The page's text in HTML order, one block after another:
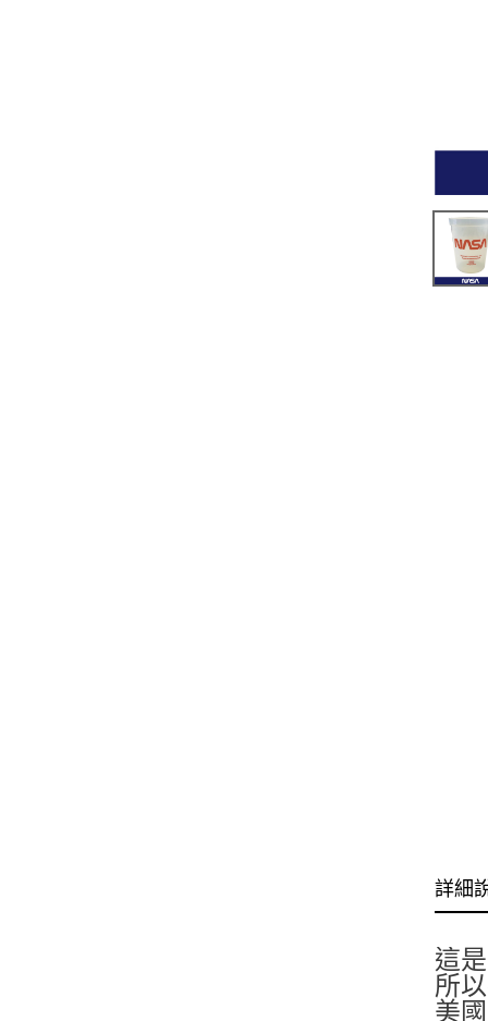
詳細
這
所
美